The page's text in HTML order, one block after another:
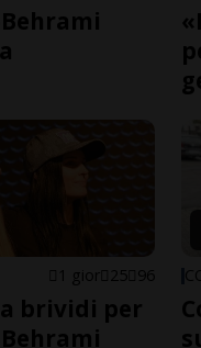
1 gior 25 96
brividi per